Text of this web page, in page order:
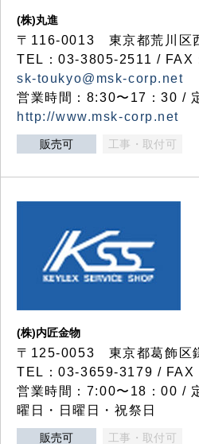
(株)丸進
〒116-0013 東京都荒川区
TEL：03-3805-2511 / FAX
sk-toukyo@msk-corp.net
営業時間：8:30〜17：30 /
http://www.msk-corp.net
販売可 工事・取付可
(株)内匠金物
〒125-0053 東京都葛飾区
TEL：03-3659-3179 / FAX
営業時間：7:00〜18：00 /
曜日・日曜日・祝祭日
販売可 工事・取付可